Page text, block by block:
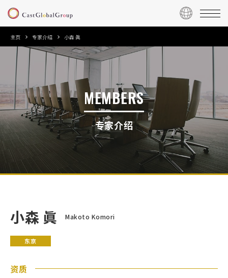
主页 专家介绍 小森 眞
MEMBERS
专家介绍
小森 眞 Makoto Komori
东京
资质